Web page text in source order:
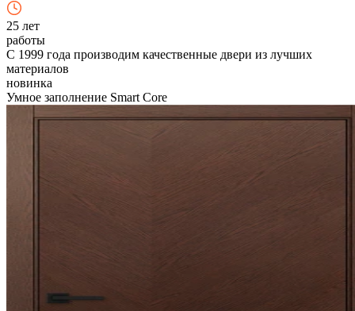
25 лет
работы
С 1999 года производим качественные двери из лучших
материалов
новинка
Умное заполнение Smart Core